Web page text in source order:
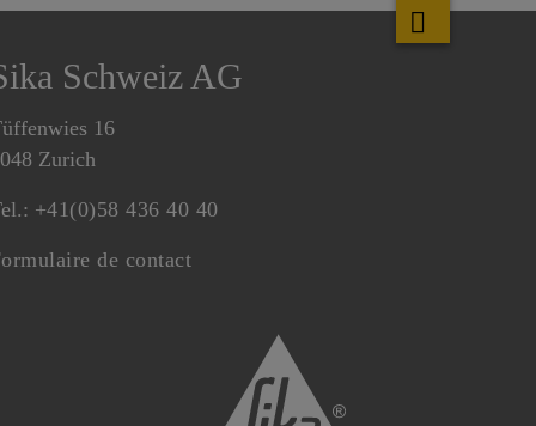
Schweiz AG
16
Zurich
+41(0)58 436 40 40
de contact